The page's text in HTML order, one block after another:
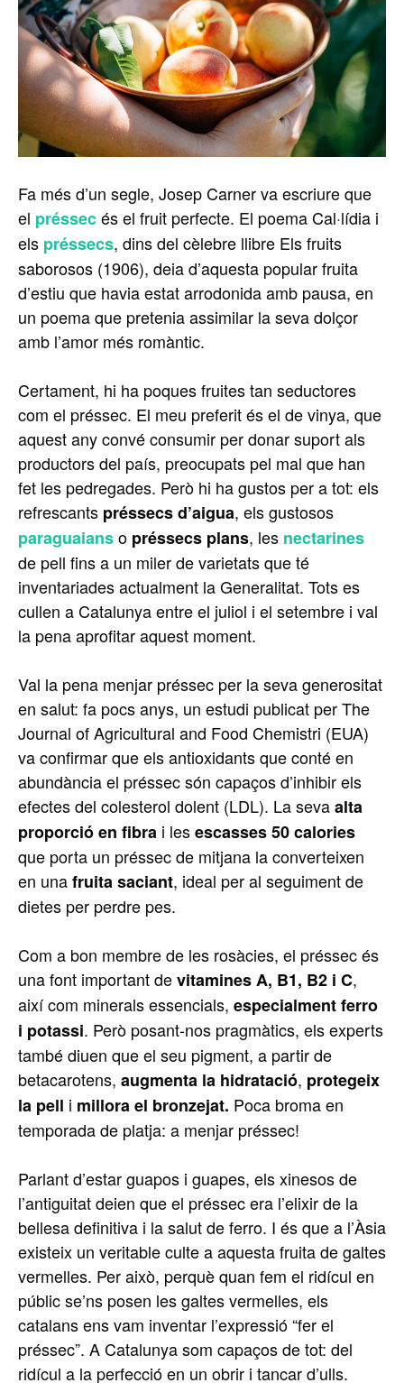
Fa més d’un segle, Josep Carner va escriure que
el préssecés el fruit perfecte. El poema Cal·lídia i
els préssecs, dins del cèlebre llibre Els fruits
saborosos (1906), deia d’aquesta popular fruita
d’estiu que havia estat arrodonida amb pausa, en
un poema que pretenia assimilar la seva dolçor
amb l’amor més romàntic.
Certament, hi ha poques fruites tan seductores
com el préssec. El meu preferit és el de vinya, que
aquest any convé consumir per donar suport als
productors del país, preocupats pel mal que han
fet les pedregades. Però hi ha gustos per a tot: els
refrescants préssecs d’aigua, els gustosos
paraguaianso préssecs plans, les nectarines
de pell fins a un miler de varietats que té
inventariades actualment la Generalitat. Tots es
cullen a Catalunya entre el juliol i el setembre i val
la pena aprofitar aquest moment.
Val la pena menjar préssec per la seva generositat
en salut: fa pocs anys, un estudi publicat per The
Journal of Agricultural and Food Chemistri (EUA)
va confirmar que els antioxidants que conté en
abundància el préssec són capaços d’inhibir els
efectes del colesterol dolent (LDL). La sevaalta
proporció en fibra i lesescasses 50 calories
que porta un préssec de mitjana la converteixen
en unafruita saciant, ideal per al seguiment de
dietes per perdre pes.
Com a bon membre de les rosàcies, el préssec és
una font important devitamines A, B1, B2 i C,
així com minerals essencials, especialment ferro
i potassi. Però posant-nos pragmàtics, els experts
també diuen que el seu pigment, a partir de
betacarotens, augmenta la hidratació, protegeix
la pell i millora el bronzejat. Poca broma en
temporada de platja: a menjar préssec!
Parlant d’estar guapos i guapes, els xinesos de
l’antiguitat deien que el préssec era l’elixir de la
bellesa definitiva i la salut de ferro. I és que a l’Àsia
existeix un veritable culte a aquesta fruita de galtes
vermelles. Per això, perquè quan fem el ridícul en
públic se’ns posen les galtes vermelles, els
catalans ens vam inventar l’expressió “fer el
préssec”. A Catalunya som capaços de tot: del
ridícul a la perfecció en un obrir i tancar d’ulls.